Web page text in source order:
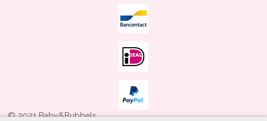
© 2021 Baby&Bubbels